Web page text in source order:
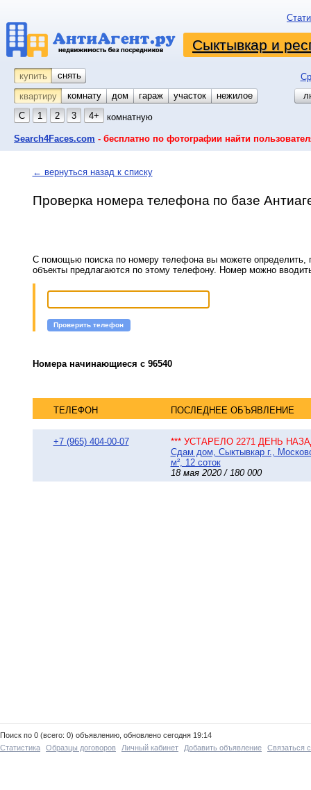
Сыктывкар и
купить снять
квартиру
комнату койко-место
дом гараж участок
нежилое
С
1 2 3 4+ комнатную
Search4Faces.com - бесплатно по фотографии найти
← вернуться назад к списку
Проверка номера телефона по базе
С помощью поиска по номеру телефона вы можете определить,
объекты предлагаются по этому телефону. Номер можно
Проверить телефон
Номера начинающиеся с 96540
ТЕЛЕФОН ПОСЛЕДНЕЕ ОБЪЯВЛЕНИЕ
+7 (965) 404-00-07
*** УСТАРЕЛО 2271 ДЕНЬ
Сдам дом, Сыктывкар г.,
м², 12 соток
18 мая 2020 / 180 000
Поиск по 0 (всего: 0) объявлению, обновлено сегодня 19:14
Статистика
Образцы договоров Личный кабинет Добавить объявление Связаться